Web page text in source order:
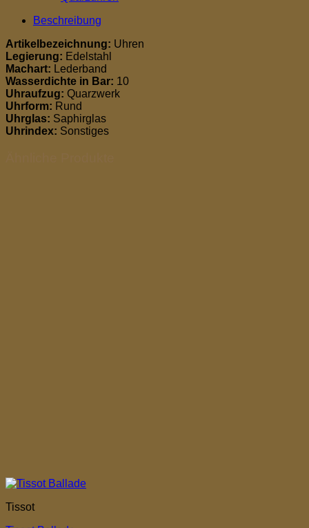
Beschreibung
Artikelbezeichnung: Uhren
Legierung: Edelstahl
Machart: Lederband
Wasserdichte in Bar: 10
Uhraufzug: Quarzwerk
Uhrform: Rund
Uhrglas: Saphirglas
Uhrindex: Sonstiges
Tissot